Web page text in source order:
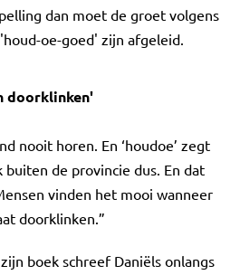
dan moet de groet volgens
oe-goed' zijn afgeleid.
doorklinken'
nooit horen. En ‘houdoe’ zegt
de provincie dus. En dat
vinden het mooi wanneer
doorklinken.”
boek schreef Daniëls onlangs